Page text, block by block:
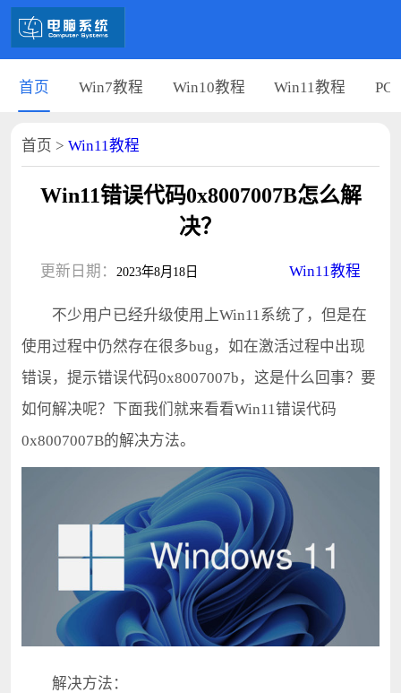
首页 Win7教程 Win10教程 Win11教程 PC
首页 > Win11教程
Win11错误代码0x8007007B怎么解
决？
更新日期： 2023年8月18日 Win11教程
不少用户已经升级使用上Win11系统了，但是在
使用过程中仍然存在很多bug，如在激活过程中出现
错误，提示错误代码0x8007007b，这是什么回事？要
如何解决呢？下面我们就来看看Win11错误代码
0x8007007B的解决方法。
解决方法：